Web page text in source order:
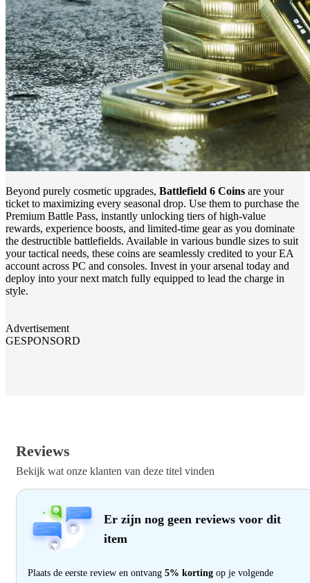
Beyond purely cosmetic upgrades, Battlefield 6 Coins are your
ticket to maximizing every seasonal drop. Use them to purchase the
Premium Battle Pass, instantly unlocking tiers of high-value
rewards, experience boosts, and limited-time gear as you dominate
the destructible battlefields. Available in various bundle sizes to suit
your tactical needs, these coins are seamlessly credited to your EA
account across PC and consoles. Invest in your arsenal today and
deploy into your next match fully equipped to lead the charge in
style.
Advertisement
GESPONSORD
Reviews
Bekijk wat onze klanten van deze titel vinden
Er zijn nog geen reviews voor dit
item
Plaats de eerste review en ontvang 5% korting op je volgende